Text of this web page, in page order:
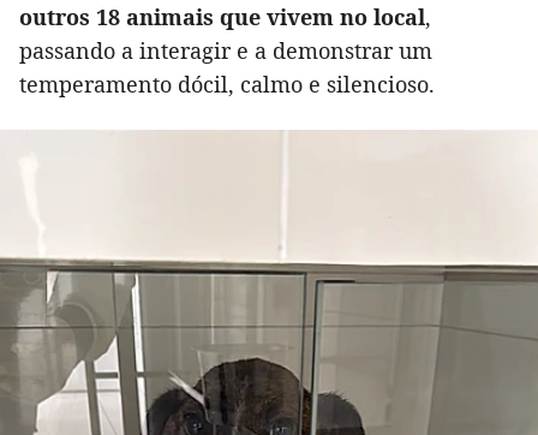
outros 18 animais que vivem no local,
passando a interagir e a demonstrar um
temperamento dócil, calmo e silencioso.